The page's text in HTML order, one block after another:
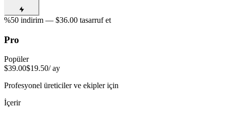
%50 indirim — $36.00 tasarruf et
Pro
Popüler
$39.00$19.50/ ay
Profesyonel üreticiler ve ekipler için
İçerir